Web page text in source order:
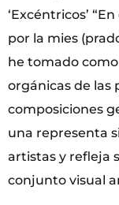
‘Excéntricos’
por la mies
he tomado
orgánicas de las
composiciones
una representa
artistas y refleja
conjunto visual